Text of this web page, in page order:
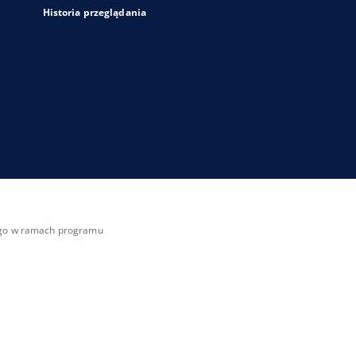
Historia przeglądania
w ramach programu